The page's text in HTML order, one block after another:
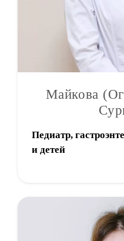
Майкова
Педиатр,
и детей